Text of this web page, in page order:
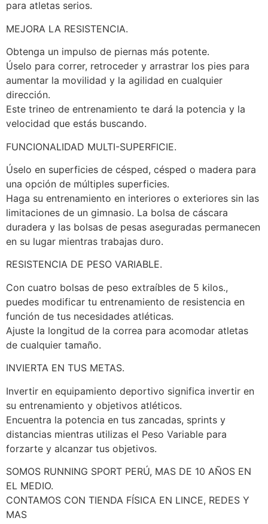
para atletas serios.
MEJORA LA RESISTENCIA.
Obtenga un impulso de piernas más potente.
Úselo para correr, retroceder y arrastrar los pies para
aumentar la movilidad y la agilidad en cualquier
dirección.
Este trineo de entrenamiento te dará la potencia y la
velocidad que estás buscando.
FUNCIONALIDAD MULTI-SUPERFICIE.
Úselo en superficies de césped, césped o madera para
una opción de múltiples superficies.
Haga su entrenamiento en interiores o exteriores sin las
limitaciones de un gimnasio. La bolsa de cáscara
duradera y las bolsas de pesas aseguradas permanecen
en su lugar mientras trabajas duro.
RESISTENCIA DE PESO VARIABLE.
Con cuatro bolsas de peso extraíbles de 5 kilos.,
puedes modificar tu entrenamiento de resistencia en
función de tus necesidades atléticas.
Ajuste la longitud de la correa para acomodar atletas
de cualquier tamaño.
INVIERTA EN TUS METAS.
Invertir en equipamiento deportivo significa invertir en
su entrenamiento y objetivos atléticos.
Encuentra la potencia en tus zancadas, sprints y
distancias mientras utilizas el Peso Variable para
forzarte y alcanzar tus objetivos.
SOMOS RUNNING SPORT PERÚ, MAS DE 10 AÑOS EN
EL MEDIO.
CONTAMOS CON TIENDA FÍSICA EN LINCE, REDES Y
MAS